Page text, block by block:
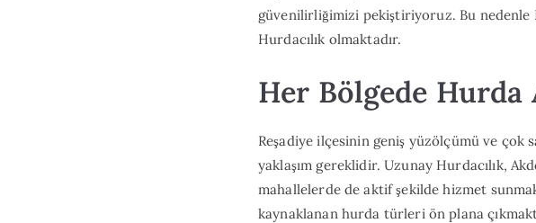
güvenilirliğimizi pekiştiriyoruz. Bu nedenle
Hurdacılık olmaktadır.
Her Bölgede Hurda
Reşadiye ilçesinin geniş yüzölçümü ve çok
yaklaşım gereklidir. Uzunay Hurdacılık,
mahallelerde de aktif şekilde hizmet
kaynaklanan hurda türleri ön plana